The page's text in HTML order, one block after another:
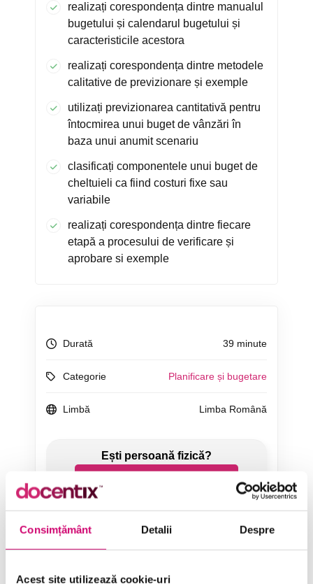
Consimțământ Detalii Despre
Acest site utilizează cookie-uri
realizați corespondența dintre manualul
bugetului și calendarul bugetului și
caracteristicile acestora
realizați corespondența dintre metodele
calitative de previzionare și exemple
utilizați previzionarea cantitativă pentru
întocmirea unui buget de vânzări în
baza unui anumit scenariu
clasificați componentele unui buget de
cheltuieli ca fiind costuri fixe sau
variabile
realizați corespondența dintre fiecare
etapă a procesului de verificare și
aprobare si exemple
Durată 39 minute
Categorie Planificare și bugetare
Limbă Limba Română
SOLICITĂ OFERTĂ